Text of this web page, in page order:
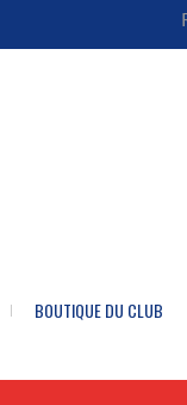
BOUTIQUE DU CLUB